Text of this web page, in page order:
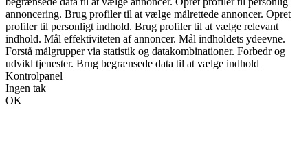
annoncering. Brug profiler til at vælge målrettede annoncer. Opret
profiler til personligt indhold. Brug profiler til at vælge relevant
indhold. Mål effektiviteten af annoncer. Mål indholdets ydeevne.
Forstå målgrupper via statistik og datakombinationer. Forbedr og
udvikl tjenester. Brug begrænsede data til at vælge indhold
Kontrolpanel
Ingen tak
OK